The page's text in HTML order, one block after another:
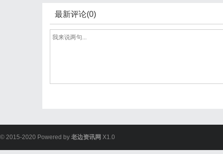
最新评论(0)
© 2015-2020 Powered by 老边资讯网 X1.0